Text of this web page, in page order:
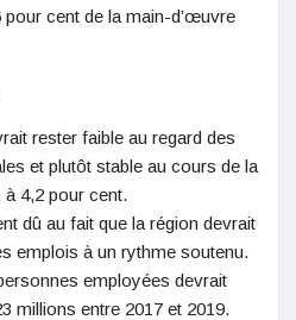
pour cent de la main-d’œuvre
rester faible au regard des
et plutôt stable au cours de la
4,2 pour cent.
dû au fait que la région devrait
emplois à un rythme soutenu.
employées devrait
millions entre 2017 et 2019.